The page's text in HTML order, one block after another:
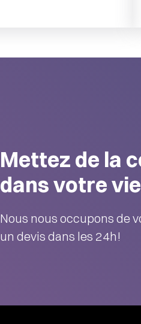
Mettez de la
dans votre
Nous nous occupons de
un devis dans les 24h!